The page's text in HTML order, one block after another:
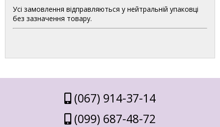
Усі замовлення відправляються у нейтральній упаковці
без зазначення товару.
(067) 914-37-14
(099) 687-48-72